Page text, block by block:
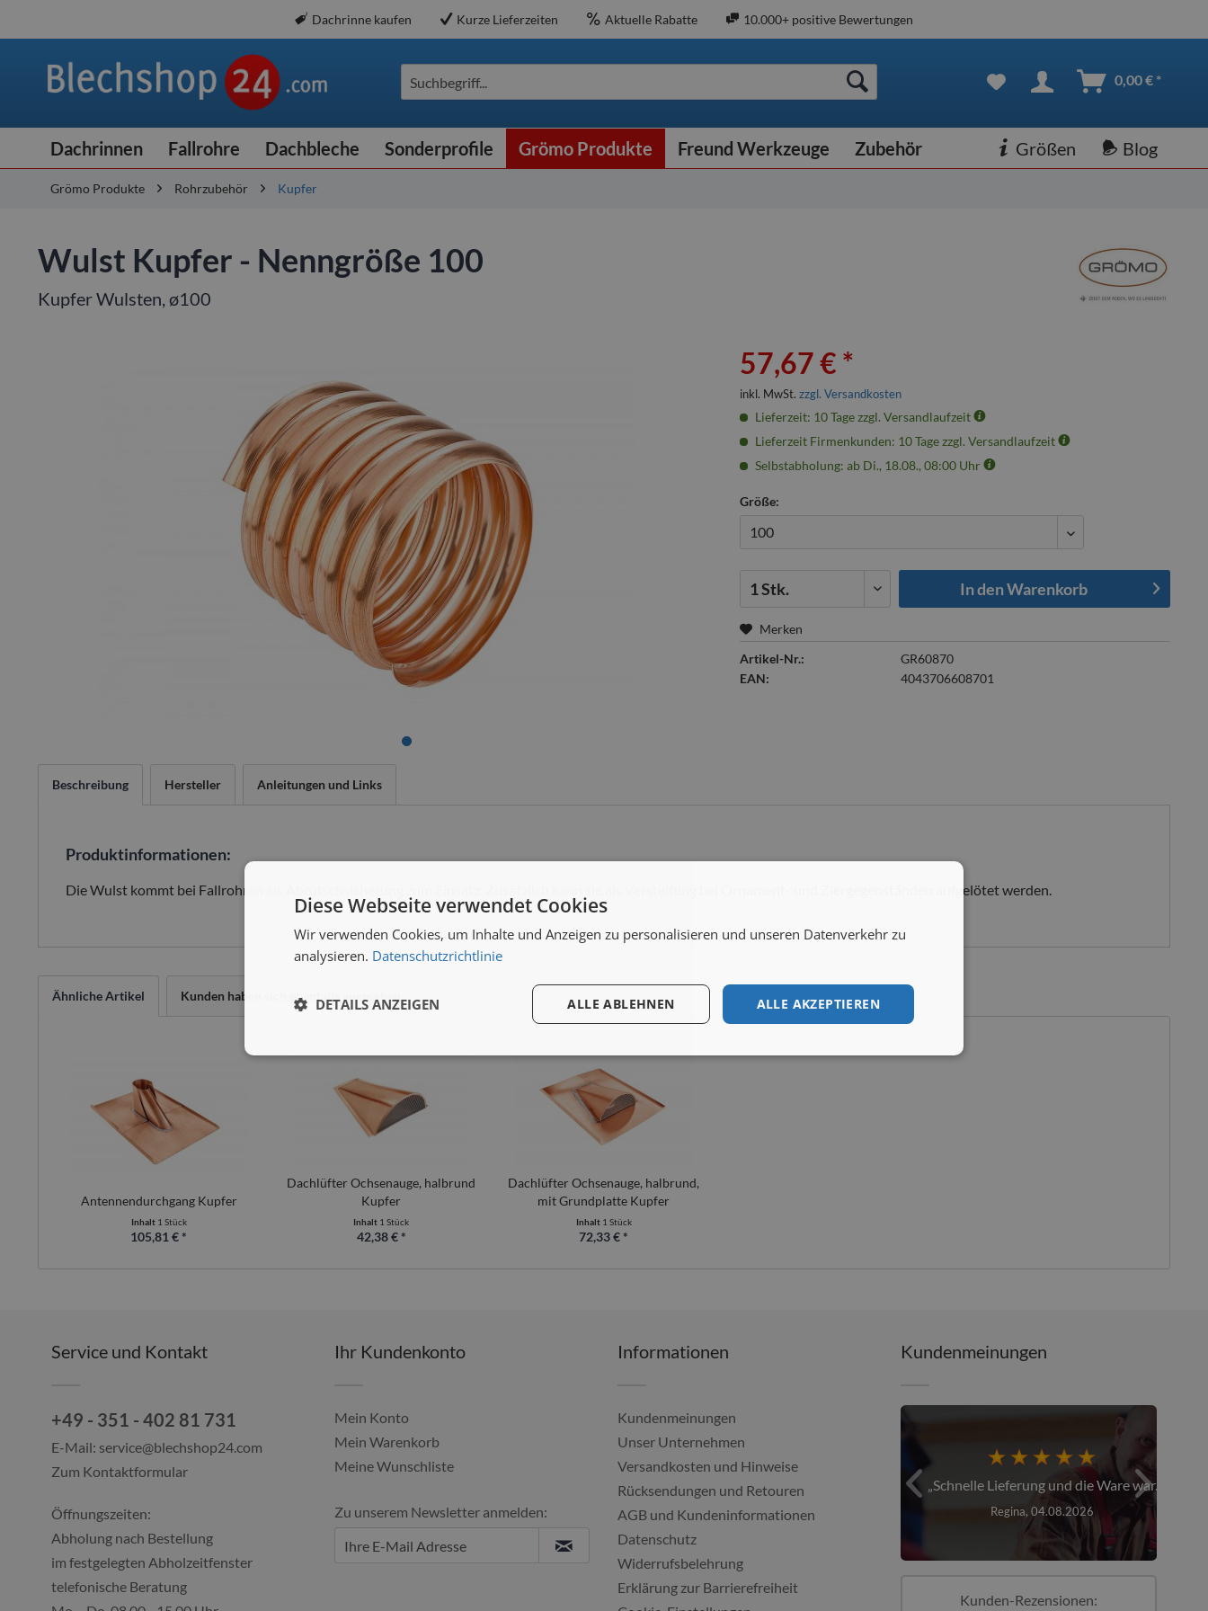
Dachrinne kaufen Kurze Lieferzeiten Aktuelle Rabatte 10.000+ positive Bewertungen
Suchbegriff... 0,00 € *
Dachrinnen Fallrohre Dachbleche Sonderprofile Grömo Produkte Freund Werkzeuge Zubehör Blog
Größen
Grömo Produkte Rohrzubehör Kupfer
Wulst Kupfer - Nenngröße 100
Kupfer Wulsten, ø100
57,67 € *
inkl. MwSt.zzgl. Versandkosten
Lieferzeit: 10 Tage zzgl. Versandlaufzeit
Lieferzeit Firmenkunden: 10 Tage zzgl. Versandlaufzeit
Selbstabholung: ab Di., 18.08., 08:00 Uhr
Größe:
In denWarenkorb
Merken
Artikel-Nr.:
GR60870
EAN:
4043706608701
Beschreibung Hersteller Anleitungen und Links
Produktinformationen:
Die Wulst kommt bei Fallrohren als Abrutschsicherung zum Einsatz. Zusätzlich kann sie als Versteifung bei Ornament- und Ziergegenständen aufgelötet werden.
Ähnliche Artikel Kunden haben sich ebenfalls angesehen
Antennendurchgang Kupfer
Inhalt 1 Stück
105,81 € *
Dachlüfter Ochsenauge, halbrund
Kupfer
Inhalt 1 Stück
42,38 € *
Dachlüfter Ochsenauge, halbrund,
mit Grundplatte Kupfer
Inhalt 1 Stück
72,33 € *
Service und Kontakt
+49 - 351 - 402 81 731
E-Mail: service@blechshop24.com
Zum Kontaktformular
Öffnungszeiten:
Abholung nach Bestellung
im festgelegten Abholzeitfenster
telefonische Beratung
Ihr Kundenkonto
Mein Konto
Mein Warenkorb
Meine Wunschliste
Zu unserem Newsletter anmelden:
Informationen
Kundenmeinungen
Unser Unternehmen
Versandkosten und Hinweise
Rücksendungen und Retouren
AGB und Kundeninformationen
Datenschutz
Widerrufsbelehrung
Erklärung zur Barrierefreiheit
Kundenmeinungen
Alles gut geklappt, immer über den...
Ulf, 04.08.2026
Schnelle Lieferung und die Ware war...
Regina, 04.08.2026
Kunden-Rezensionen:
Diese Webseite verwendet Cookies
Wir verwenden Cookies, um Inhalte und Anzeigen zu personalisieren und unseren Datenverkehr zu
analysieren. Datenschutzrichtlinie
ALLE AKZEPTIEREN
ALLE ABLEHNEN
DETAILS ANZEIGEN